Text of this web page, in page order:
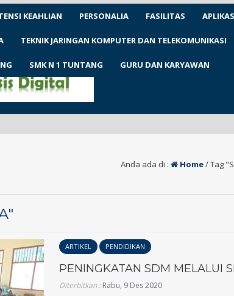
KEAHLIAN PERSONALIA FASILITAS
TEKNIK JARINGAN KOMPUTER DAN TELEKOMUNIKASI
SMK N 1 TUNTANG GURU DAN KARYAWAN
Anda ada di : Home/Tag
ARTIKEL PENDIDIKAN
PENINGKATAN SDM MELALUI
Diterbitkan :Rabu, 9 Des 2020